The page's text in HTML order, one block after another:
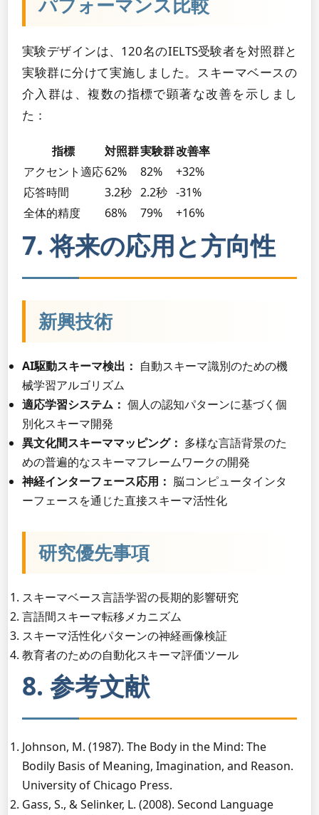
パフォーマンス比較
実験デザインは、120名のIELTS受験者を対照群と
実験群に分けて実施しました。スキーマベースの
介入群は、複数の指標で顕著な改善を示しまし
た：
指標 対照群実験群改善率
アクセント適応62% 82%
+32%
応答時間
3.2秒 2.2秒 -31%
全体的精度
68% 79% +16%
7. 将来の応用と方向性
新興技術
AI駆動スキーマ検出： 自動スキーマ識別のための機
械学習アルゴリズム
適応学習システム： 個人の認知パターンに基づく個
別化スキーマ開発
異文化間スキーママッピング： 多様な言語背景のた
めの普遍的なスキーマフレームワークの開発
神経インターフェース応用： 脳コンピュータインタ
ーフェースを通じた直接スキーマ活性化
研究優先事項
スキーマベース言語学習の長期的影響研究
言語間スキーマ転移メカニズム
スキーマ活性化パターンの神経画像検証
教育者のための自動化スキーマ評価ツール
8. 参考文献
Johnson, M. (1987). The Body in the Mind: The
Bodily Basis of Meaning, Imagination, and Reason.
University of Chicago Press.
Gass, S., & Selinker, L. (2008). Second Language